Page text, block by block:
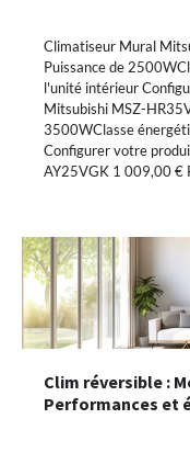
Climatiseur Mural
Puissance de
l'unité intérieur
Mitsubishi MSZ-
3500WClasse
Configurer votre
AY25VGK 1 009,00 €
Clim réversible :
Performances et